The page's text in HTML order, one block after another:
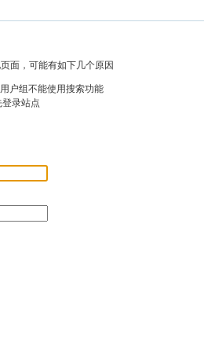
面，可能有如下几个原因
户组不能使用搜索功能
录站点